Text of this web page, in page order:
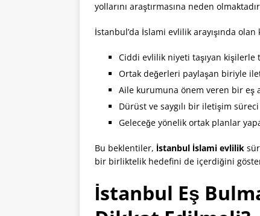
yollarını araştırmasına neden
İstanbul’da İslami evlilik arayışında
Ciddi evlilik niyeti taşıyan kişilerle
Ortak değerleri paylaşan biriyle
Aile kurumuna önem veren bir eş
Dürüst ve saygılı bir iletişim
Geleceğe yönelik ortak planlar
Bu beklentiler, İstanbul İslami evlilik
bir birliktelik hedefini de içerdiğini
İstanbul Eş